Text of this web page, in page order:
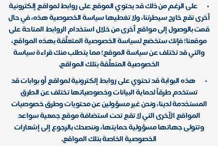
على الرغم من ذلك قد يحتوي الموقع على روابط لمواقع إلكترونية
أخرى تقع خارج سيطرتنا، ولا تغطيها سياسة الخصوصية هذه، في حال
قمت بالوصول إلى مواقع أخرى من خلال استخدام الروابط المتاحة على
موقعنا؛ فإنك ستخضع لسياسة الخصوصية المتعلِّقة بهذه المواقع،
والتي قد تختلف عن سياسة الموقع؛ مما يتطلب منك قراءة سياسة
الخصوصية المتعلِّقة بتلك المواقع.
هذه البوابة قد تحتوي على روابط إلكترونية لمواقع أو بوابات قد
تستخدم طرقاً لحماية البيانات وخصوصياتها تختلف عن الطرق
المستخدمة لدينا، ونحن غير مسؤولين عن محتويات وطرق خصوصيات
المواقع الأخرى التي لا تقع تحت استضافة موقع جمعية سواعد
وتتولى جهاتها مسؤولية حمايتها، وننصحك بالرجوع إلى إشعارات
الخصوصية الخاصة بتلك المواقع.